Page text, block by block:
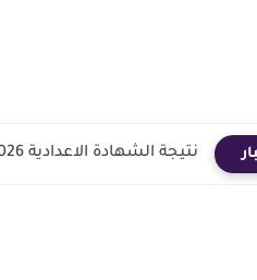
نتيجة الشهادة الاعدادية 2026 الترم الثاني محافظة بني سويف الان...